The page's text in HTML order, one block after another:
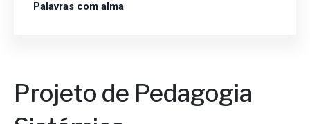
Projeto de Pedagogia
Palavras com alma